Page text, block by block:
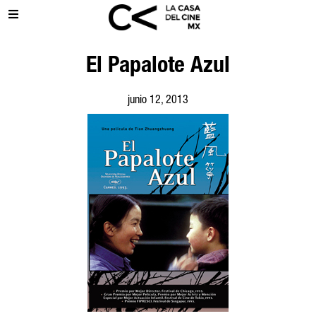
El Papalote Azul
junio 12, 2013